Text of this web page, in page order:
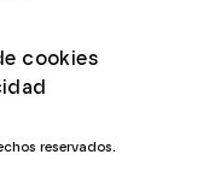
cookies
reservados.